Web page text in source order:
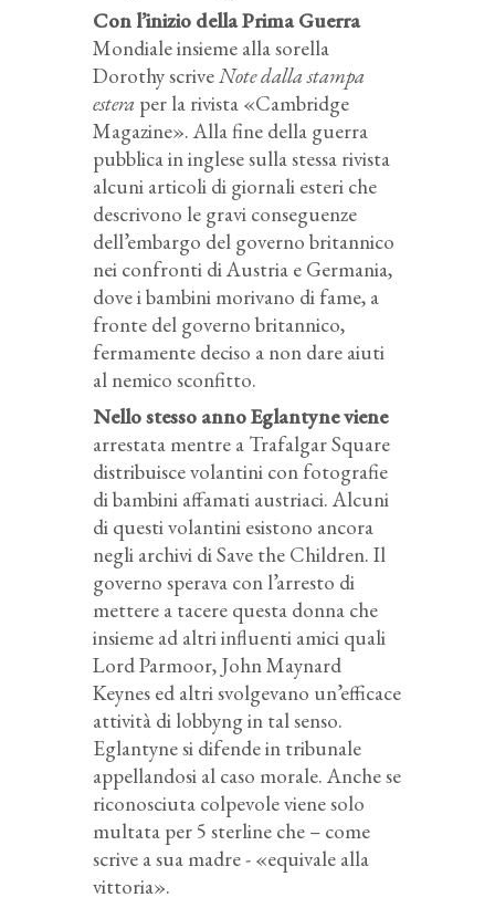
Con l’inizio della Prima Guerra
Mondiale insieme alla sorella
Dorothy scriveNote dalla stampa
estera per la rivista «Cambridge
Magazine». Alla fine della guerra
pubblica in inglese sulla stessa rivista
alcuni articoli di giornali esteri che
descrivono le gravi conseguenze
dell’embargo del governo britannico
nei confronti di Austria e Germania,
dove i bambini morivano di fame, a
fronte del governo britannico,
fermamente deciso a non dare aiuti
al nemico sconfitto.
Nello stesso anno Eglantyne viene
arrestata mentre a Trafalgar Square
distribuisce volantini con fotografie
di bambini affamati austriaci. Alcuni
di questi volantini esistono ancora
negli archivi di Save the Children. Il
governo sperava con l’arresto di
mettere a tacere questa donna che
insieme ad altri influenti amici quali
Lord Parmoor, John Maynard
Keynes ed altri svolgevano un’efficace
attività di lobbyng in tal senso.
Eglantyne si difende in tribunale
appellandosi al caso morale. Anche se
riconosciuta colpevole viene solo
multata per 5 sterline che – come
scrive a sua madre - «equivale alla
vittoria».